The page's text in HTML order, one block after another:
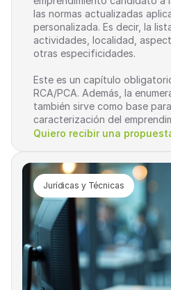
las normas actualizadas
personalizada. Es decir, la
actividades, localidad,
otras especificidades.
Este es un capítulo
RCA/PCA. Además, la
también sirve como base
caracterización del
Quiero recibir una
Jurídicas y Técnicas